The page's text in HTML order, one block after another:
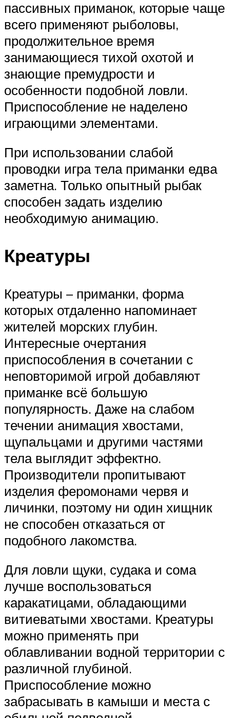
пассивных приманок, которые чаще
всего применяют рыболовы,
продолжительное время
занимающиеся тихой охотой и
знающие премудрости и
особенности подобной ловли.
Приспособление не наделено
играющими элементами.
При использовании слабой
проводки игра тела приманки едва
заметна. Только опытный рыбак
способен задать изделию
необходимую анимацию.
Креатуры
Креатуры – приманки, форма
которых отдаленно напоминает
жителей морских глубин.
Интересные очертания
приспособления в сочетании с
неповторимой игрой добавляют
приманке всё большую
популярность. Даже на слабом
течении анимация хвостами,
щупальцами и другими частями
тела выглядит эффектно.
Производители пропитывают
изделия феромонами червя и
личинки, поэтому ни один хищник
не способен отказаться от
подобного лакомства.
Для ловли щуки, судака и сома
лучше воспользоваться
каракатицами, обладающими
витиеватыми хвостами. Креатуры
можно применять при
облавливании водной территории с
различной глубиной.
Приспособление можно
забрасывать в камыши и места с